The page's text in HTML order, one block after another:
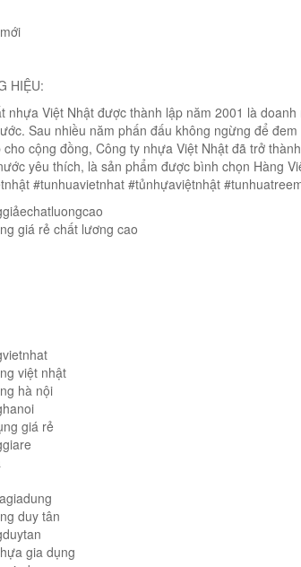
HIỆU:
nhựa Việt Nhật được thành lập năm 2001 là
Sau nhiều năm phấn đấu không ngừng để
cộng đồng, Công ty nhựa Việt Nhật đã trở
yêu thích, là sản phẩm được bình chọn Hàng
#tunhuavietnhat #tủnhựaviệtnhật
giá rẻ chất lương cao
việt nhật
hà nội
giá rẻ
duy tân
gia dụng